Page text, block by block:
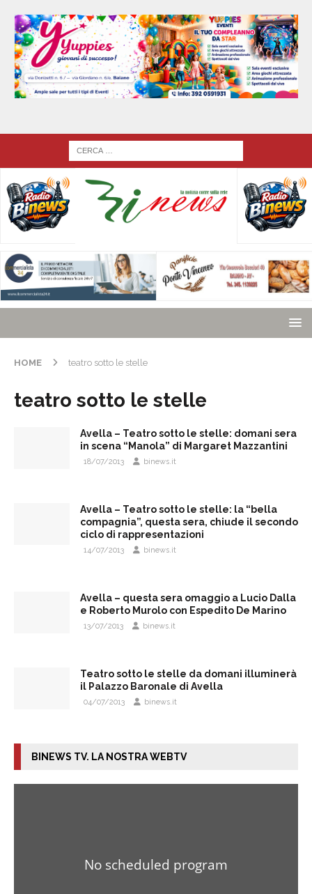
HOME teatro sotto le stelle
teatro sotto le stelle
Avella – Teatro sotto le stelle: domani sera
in scena “Manola” di Margaret Mazzantini
18/07/2013 binews.it
Avella – Teatro sotto le stelle: la “bella
compagnia”, questa sera, chiude il secondo
ciclo di rappresentazioni
14/07/2013 binews.it
Avella – questa sera omaggio a Lucio Dalla
e Roberto Murolo con Espedito De Marino
13/07/2013 binews.it
Teatro sotto le stelle da domani illuminerà
il Palazzo Baronale di Avella
04/07/2013 binews.it
BINEWS TV. LA NOSTRA WEBTV